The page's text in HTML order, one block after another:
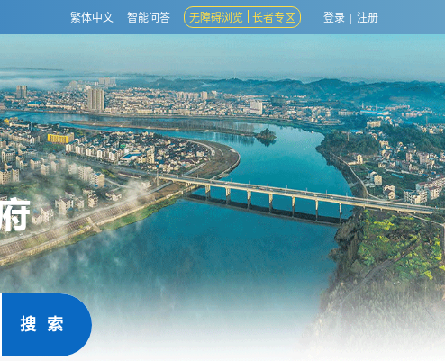
繁体中文 智能问答 无障碍浏览 长者专区 登录 | 注册